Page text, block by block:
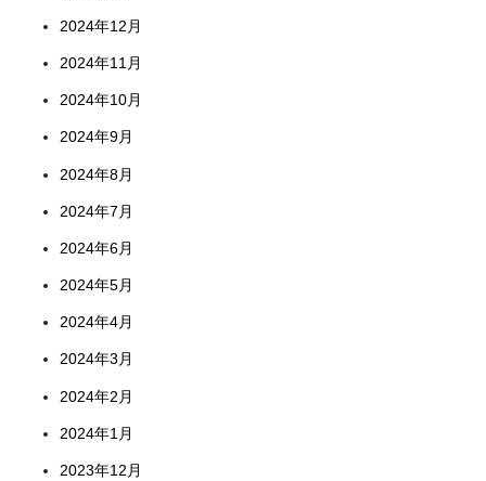
2024年12月
2024年11月
2024年10月
2024年9月
2024年8月
2024年7月
2024年6月
2024年5月
2024年4月
2024年3月
2024年2月
2024年1月
2023年12月